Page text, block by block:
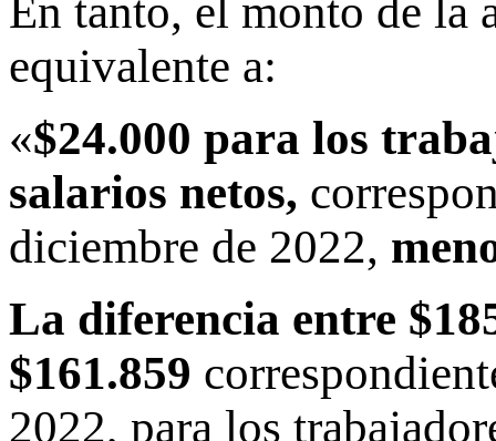
En tanto, el monto de la
equivalente a:
«$24.000 para los
salarios netos,
diciembre de 2022,
La diferencia entre
$161.859
2022, para los